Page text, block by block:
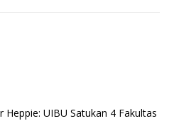
Heppie: UIBU Satukan 4 Fakultas